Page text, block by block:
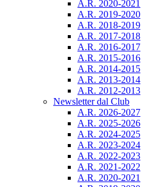
A.R. 2020-2021
A.R. 2019-2020
A.R. 2018-2019
A.R. 2017-2018
A.R. 2016-2017
A.R. 2015-2016
A.R. 2014-2015
A.R. 2013-2014
A.R. 2012-2013
Newsletter dal Club
A.R. 2026-2027
A.R. 2025-2026
A.R. 2024-2025
A.R. 2023-2024
A.R. 2022-2023
A.R. 2021-2022
A.R. 2020-2021